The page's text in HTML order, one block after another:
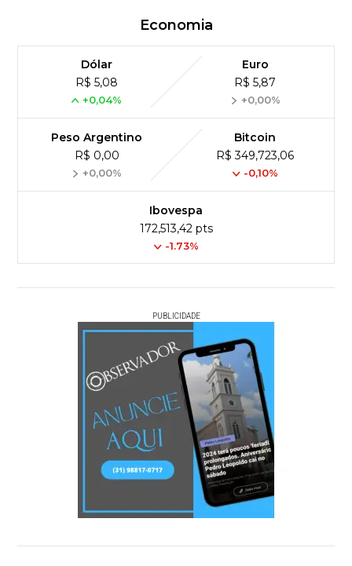
Economia
Dólar
R$ 5,08
+0,04%
Euro
R$ 5,87
+0,00%
Peso Argentino
R$ 0,00
+0,00%
Bitcoin
R$ 349,723,06
-0,10%
Ibovespa
172,513,42 pts
-1.73%
PUBLICIDADE